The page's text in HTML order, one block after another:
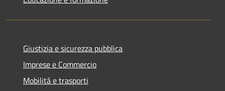
Giustizia e sicurezza pubblica
Imprese e Commercio
Mobilità e trasporti